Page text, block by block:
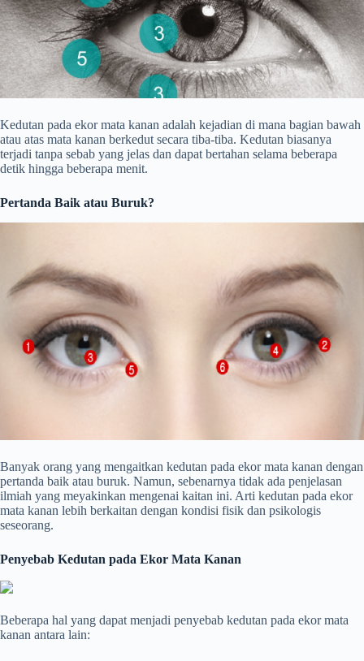
Kedutan pada ekor mata kanan adalah kejadian di mana bagian bawah
atau atas mata kanan berkedut secara tiba-tiba. Kedutan biasanya
terjadi tanpa sebab yang jelas dan dapat bertahan selama beberapa
detik hingga beberapa menit.
Pertanda Baik atau Buruk?
Banyak orang yang mengaitkan kedutan pada ekor mata kanan dengan
pertanda baik atau buruk. Namun, sebenarnya tidak ada penjelasan
ilmiah yang meyakinkan mengenai kaitan ini. Arti kedutan pada ekor
mata kanan lebih berkaitan dengan kondisi fisik dan psikologis
seseorang.
Penyebab Kedutan pada Ekor Mata Kanan
Beberapa hal yang dapat menjadi penyebab kedutan pada ekor mata
kanan antara lain: